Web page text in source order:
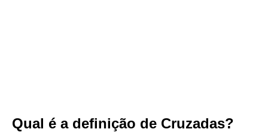
Qual é a definição de Cruzadas?